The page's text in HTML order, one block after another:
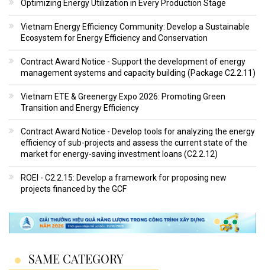
Optimizing Energy Utilization in Every Production Stage
Vietnam Energy Efficiency Community: Develop a Sustainable
Ecosystem for Energy Efficiency and Conservation
Contract Award Notice - Support the development of energy
management systems and capacity building (Package C2.2.11)
Vietnam ETE & Greenergy Expo 2026: Promoting Green
Transition and Energy Efficiency
Contract Award Notice - Develop tools for analyzing the energy
efficiency of sub-projects and assess the current state of the
market for energy-saving investment loans (C2.2.12)
ROEI - C2.2.15: Develop a framework for proposing new
projects financed by the GCF
SAME CATEGORY